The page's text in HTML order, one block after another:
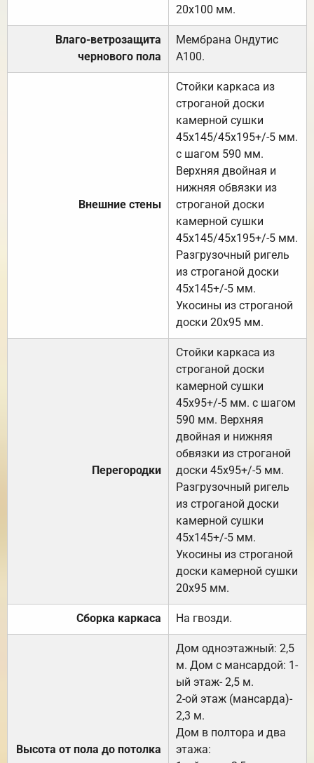
20х100 мм.
Влаго-ветрозащита
чернового пола
Мембрана Ондутис
А100.
Внешние стены
Стойки каркаса из
строганой доски
камерной сушки
45х145/45х195+/-5 мм.
с шагом 590 мм.
Верхняя двойная и
нижняя обвязки из
строганой доски
камерной сушки
45х145/45х195+/-5 мм.
Разгрузочный ригель
из строганой доски
45х145+/-5 мм.
Укосины из строганой
доски 20х95 мм.
Перегородки
Стойки каркаса из
строганой доски
камерной сушки
45х95+/-5 мм. с шагом
590 мм. Верхняя
двойная и нижняя
обвязки из строганой
доски 45х95+/-5 мм.
Разгрузочный ригель
из строганой доски
камерной сушки
45х145+/-5 мм.
Укосины из строганой
доски камерной сушки
20х95 мм.
Сборка каркаса На гвозди.
Высота от пола до потолка
Дом одноэтажный: 2,5
м. Дом с мансардой: 1-
ый этаж- 2,5 м.
2-ой этаж (мансарда)-
2,3 м.
Дом в полтора и два
этажа: